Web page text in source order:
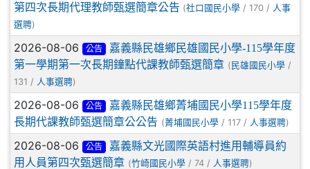
第四次長期代理教師甄選簡章公告 (社口國民小學 / 170 / 人事
選聘)
2026-08-06 公告
嘉義縣民雄鄉民雄國民小學-115學年度
第一學期第一次長期鐘點代課教師甄選簡章 ( 民雄國民小學 /
131 / 人事選聘)
2026-08-06 公告
嘉義縣民雄鄉菁埔國民小學115學年度
長期代課教師甄選簡章公公告 (菁埔國民小學 / 117 / 人事選聘)
2026-08-06 公告
嘉義縣文光國際英語村進用輔導員約
用人員第四次甄選簡章 (竹崎國民小學 / 74 / 人事選聘)